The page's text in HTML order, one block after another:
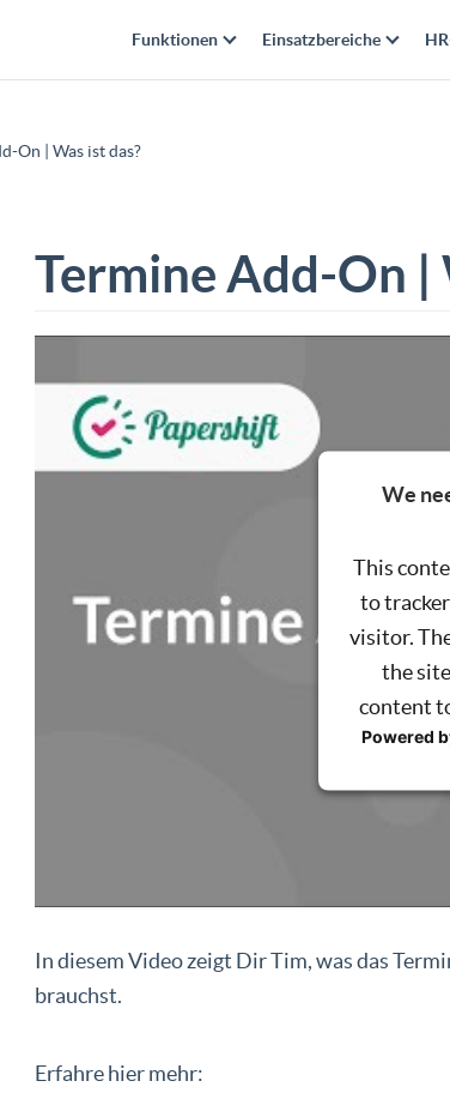
Funktionen Einsatzbereiche
On | Was ist das?
Termine Add-On |
We
This
to
visitor.
the
content
Powered
In diesem Video zeigt Dir Tim, was das
brauchst.
Erfahre hier mehr: